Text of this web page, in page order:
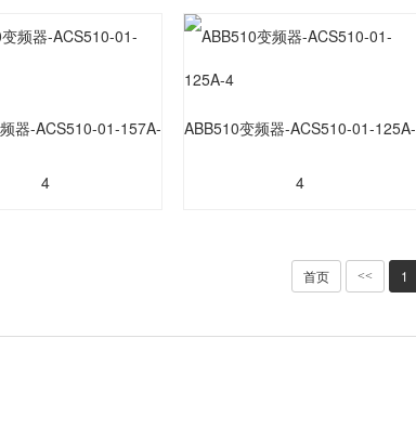
器-ACS510-01-157A-
4
ABB510变频器-ACS510-01-125A-
4
首页 << 1